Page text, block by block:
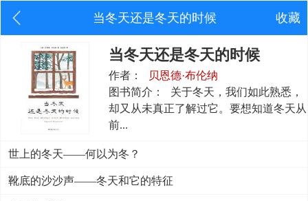
当冬天还是冬天的时候 收藏
当冬天还是冬天的时候
作者：
贝恩德·布伦纳
图书简介：
关于冬天，我们如此熟悉，
却又从未真正了解过它。要想知道冬天从
前...
世上的冬天——何以为冬？
靴底的沙沙声——冬天和它的特征